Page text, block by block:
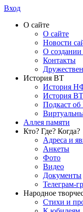
Вход
О сайте
О сайте
Новости
О создании
Контакты
История ВТ
История
История
Подкаст
Аллея памяти
Кто? Где? Когда?
Адреса и
Анкеты
Фото
Видео
Документы
Телеграм-
Народное
Стихи и